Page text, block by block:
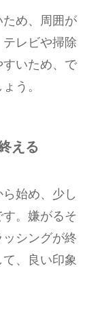
め、周囲が
レビや掃除
いため、で
う。
える
始め、少し
。嫌がるそ
シングが終
、良い印象